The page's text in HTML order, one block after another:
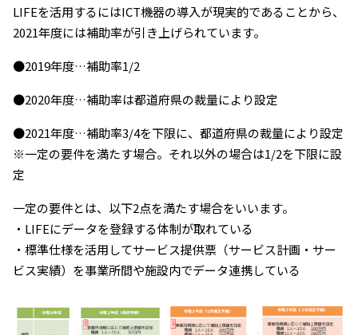
LIFEを活用するにはICT機器の導入が現実的であることから、
2021年度には補助率が引き上げられています。
●2019年度…補助率1/2
●2020年度…補助率は都道府県の裁量により設定
●2021年度…補助率3/4を下限に、都道府県の裁量により設定
※一定の要件を満たす場合。それ以外の場合は1/2を下限に設
定
一定の要件とは、以下2点を満たす場合をいいます。
・LIFEにデータを登録する体制が取れている
・標準仕様を活用してサービス提供票（サービス計画・サー
ビス実績）を事業所間や施設内でデータ連携している